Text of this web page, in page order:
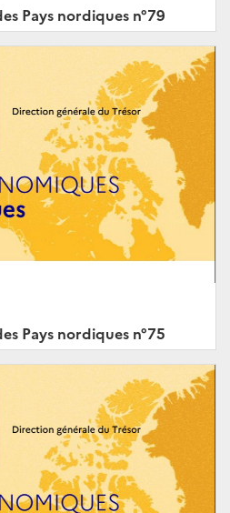
Pays nordiques n°79
Pays nordiques n°75